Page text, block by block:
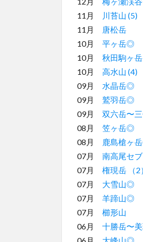
11月
川苔山 (5)
11月
唐松岳
10月 平ヶ岳◎
10月 秋田駒ヶ岳
10月 高水山 (4)
09月 水晶岳◎
09月 鷲羽岳◎
09月 双六岳〜
08月 笠ヶ岳◎
08月
鹿島槍ヶ
07月 南高尾セ
07月 権現岳 （2
07月 大雪山◎
07月 羊蹄山◎
07月 櫛形山
06月 十勝岳〜